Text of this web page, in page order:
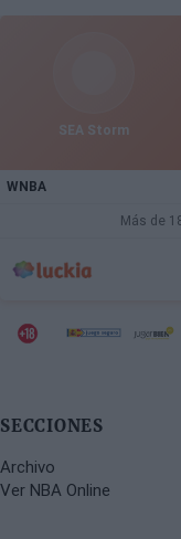
SEA Storm
WNBA
Más de
SECCIONES
Archivo
Ver NBA Online